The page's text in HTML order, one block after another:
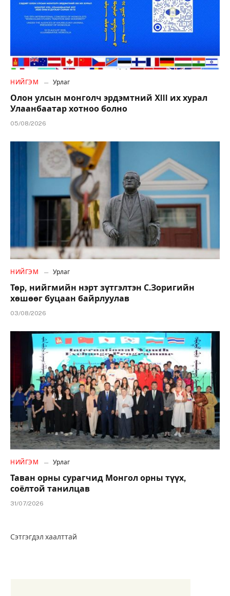
НИЙГЭМ Урлаг
Олон улсын монголч эрдэмтний XIII их хурал
Улаанбаатар хотноо болно
05/08/2026
НИЙГЭМ Урлаг
Төр, нийгмийн нэрт зүтгэлтэн С.Зоригийн
хөшөөг буцаан байрлуулав
03/08/2026
НИЙГЭМ Урлаг
Таван орны сурагчид Монгол орны түүх,
соёлтой танилцав
31/07/2026
Сэтгэгдэл хаалттай